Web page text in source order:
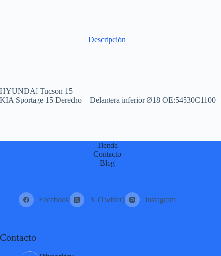
Descripción
HYUNDAI Tucson 15
KIA Sportage 15 Derecho – Delantera inferior Ø18 OE:54530C1100
Tienda
Contacto
Blog
Facebook X (Twitter) Instagram
Contacto